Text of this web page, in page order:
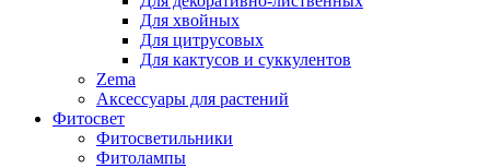
Для хвойных
Для цитрусовых
Для кактусов и суккулентов
Zema
Аксессуары для растений
Фитосвет
Фитосветильники
Фитолампы